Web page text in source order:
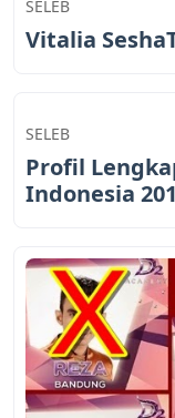
SELEB
Vitalia
SELEB
Profil
Indonesia